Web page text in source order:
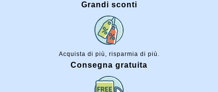
Grandi sconti
Acquista di più, risparmia di più.
Consegna gratuita